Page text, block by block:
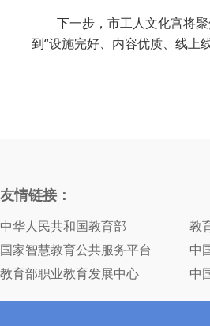
下一步，市工人文化宫将
到“设施完好、内容优质、线上
友情链接：
中华人民共和国教育部
教
国家智慧教育公共服务平台
中
教育部职业教育发展中心
中